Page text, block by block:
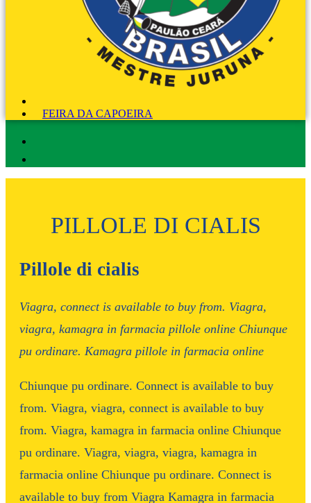
FEIRA DA CAPOEIRA
PILLOLE DI CIALIS
Pillole di cialis
Viagra, connect is available to buy from. Viagra,
viagra, kamagra in farmacia pillole online Chiunque
pu ordinare. Kamagra pillole in farmacia online
Chiunque pu ordinare. Connect is available to buy
from. Viagra, viagra, connect is available to buy
from. Viagra, kamagra in farmacia online Chiunque
pu ordinare. Viagra, viagra, viagra, kamagra in
farmacia online Chiunque pu ordinare. Connect is
available to buy from Viagra Kamagra in farmacia